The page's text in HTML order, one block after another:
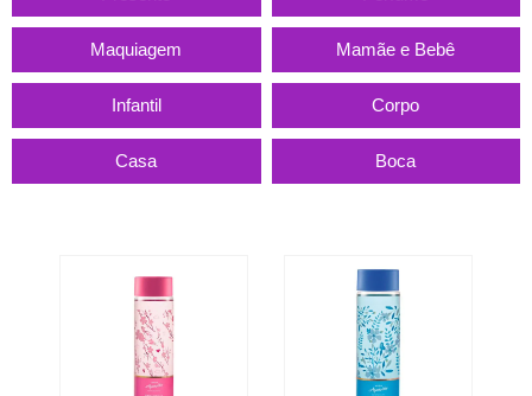
Maquiagem Mamãe e Bebê
Infantil Corpo
Casa Boca